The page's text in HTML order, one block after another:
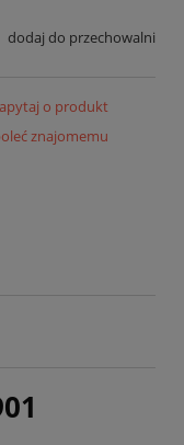
dodaj do przechowalni
o produkt
znajomemu